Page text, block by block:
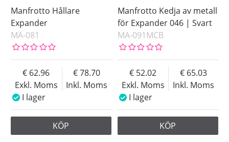
Manfrotto Hållare
Expander
MA-081
Exkl. Moms
62.96
Inkl. Moms
78.70
I lager
KÖP
Manfrotto Kedja av metall
för Expander 046 | Svart
MA-091MCB
Exkl. Moms
52.02
Inkl. Moms
65.03
I lager
KÖP